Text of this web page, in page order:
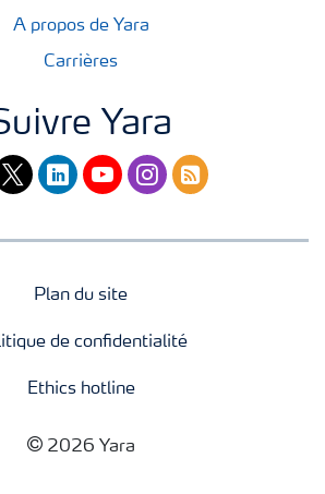
A propos de Yara
Carrières
Yara
linkedinyoutubeinstagram
rss
Plan du site
de confidentialité
Ethics hotline
2026 Yara